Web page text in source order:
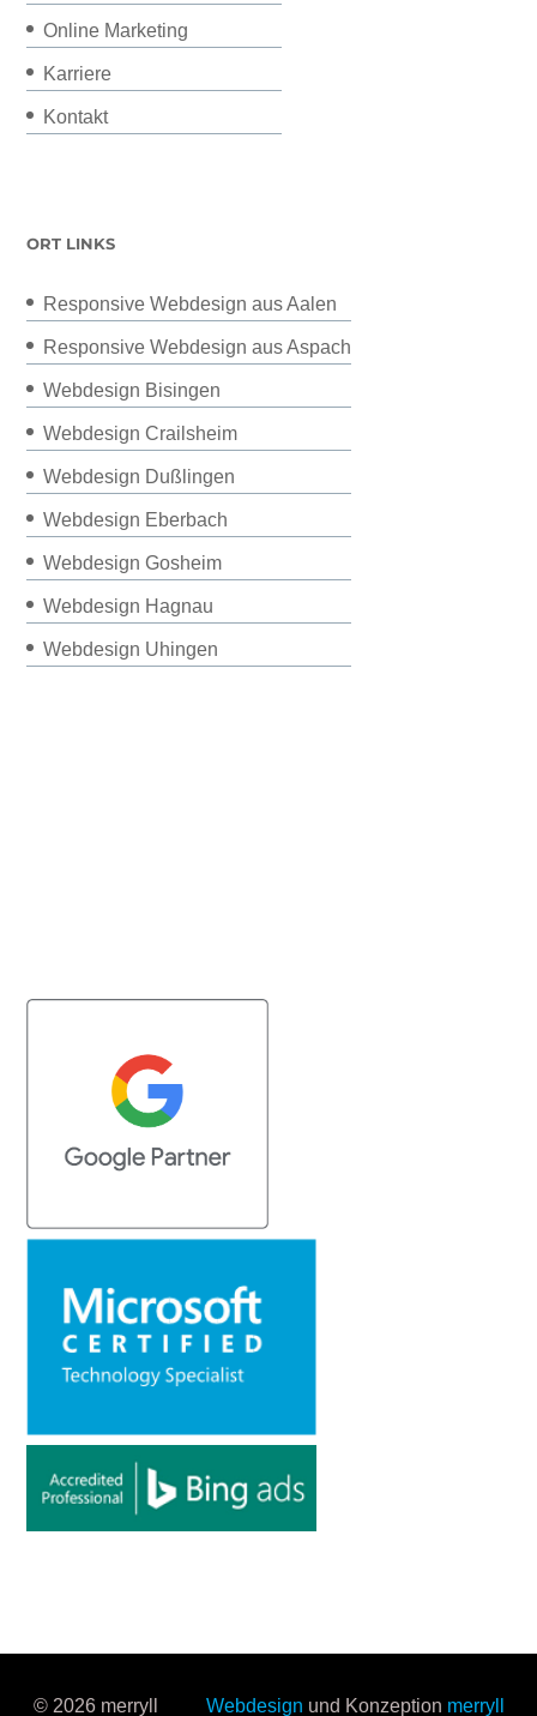
Online Marketing
Karriere
Kontakt
ORT LINKS
Responsive Webdesign aus Aalen
Responsive Webdesign aus Aspach
Webdesign Bisingen
Webdesign Crailsheim
Webdesign Dußlingen
Webdesign Eberbach
Webdesign Gosheim
Webdesign Hagnau
Webdesign Uhingen
© 2026 merryll Webdesign und Konzeption merryll